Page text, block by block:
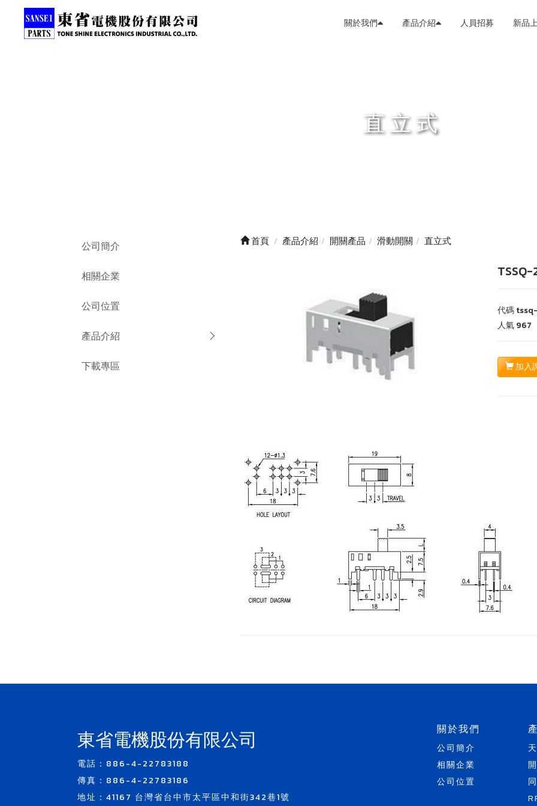
關於我們 產品介紹 人員招募 新品
直立式
公司簡介
相關企業
公司位置
產品介紹
下載專區
首頁 產品介紹 開關產品 滑動開關 直立式
代碼
人氣967
加入
東省電機股份有限公司
電話：886-4-22783188
傳真：886-4-22783186
地址：41167 台灣省台中市太平區中和街342巷1號
關於我們
公司簡介
相關企業
公司位置